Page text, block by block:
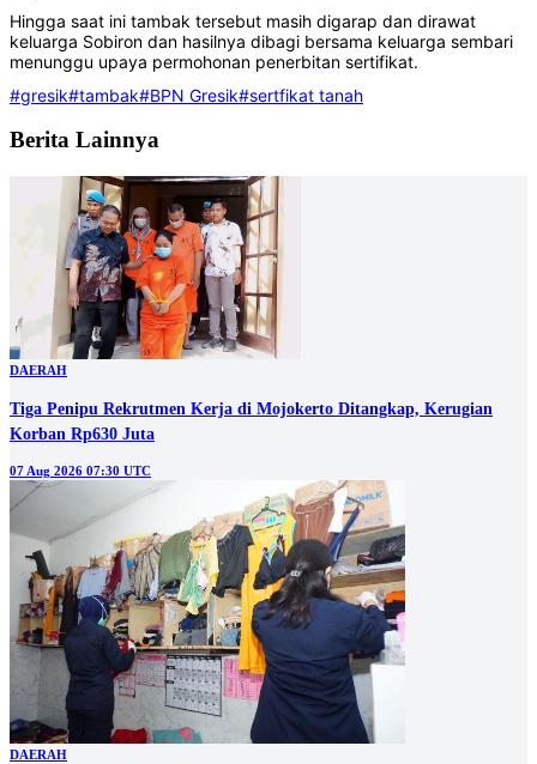
Hingga saat ini tambak tersebut masih digarap dan dirawat
keluarga Sobiron dan hasilnya dibagi bersama keluarga sembari
menunggu upaya permohonan penerbitan sertifikat.
#gresik#tambak#BPN Gresik#sertfikat tanah
Berita Lainnya
DAERAH
Tiga Penipu Rekrutmen Kerja di Mojokerto Ditangkap, Kerugian
Korban Rp630 Juta
07 Aug 2026 07:30 UTC
DAERAH